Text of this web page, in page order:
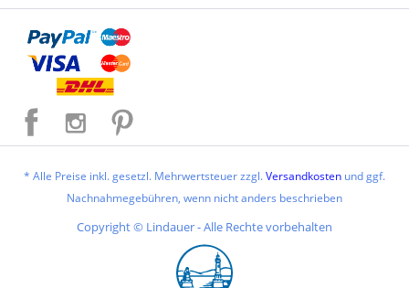
* Alle Preise inkl. gesetzl. Mehrwertsteuer zzgl.Versandkosten und ggf.
Nachnahmegebühren, wenn nicht anders beschrieben
Copyright © Lindauer - Alle Rechte vorbehalten